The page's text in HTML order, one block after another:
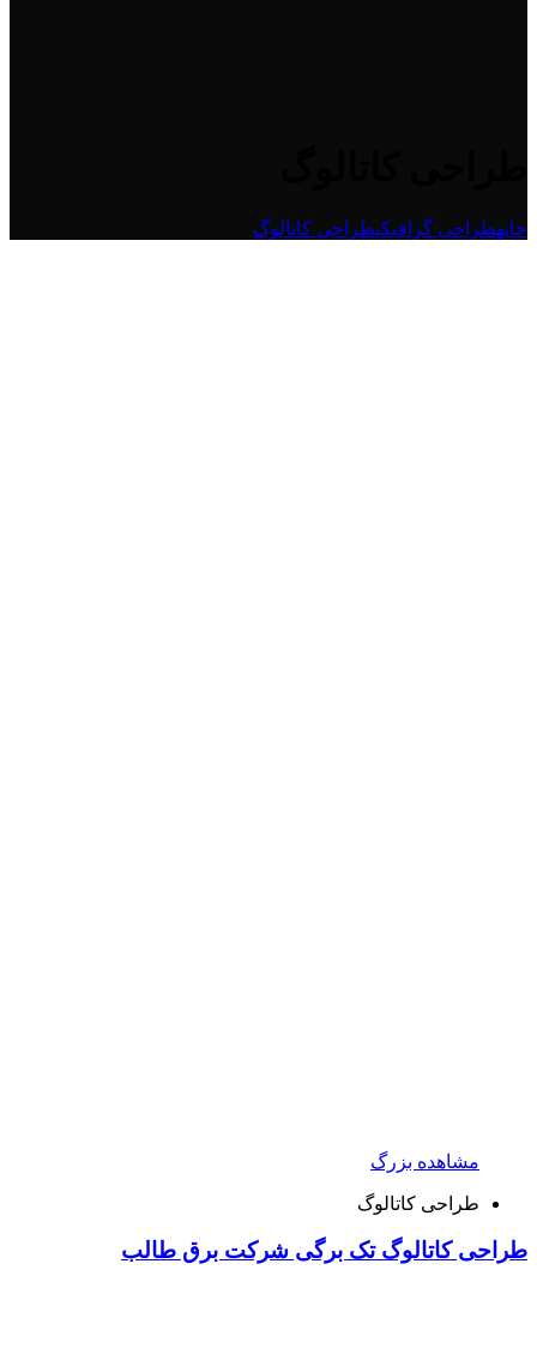
خانهطراحی گرافیکیطراحی کاتالوگ
مشاهده بزرگ
طراحی کاتالوگ
طراحی کاتالوگ تک برگی شرکت برق طالب